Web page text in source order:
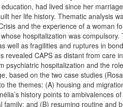
had lived since her
her life history. Thematic analysis
and the experience of a woman
hospitalization was
well as fragilities and ruptures in
CAPS as distant from care
hospitalization and the
based on the two case studies
the themes: (A) housing and
history points to ambivalences
and (B) resuming routine and